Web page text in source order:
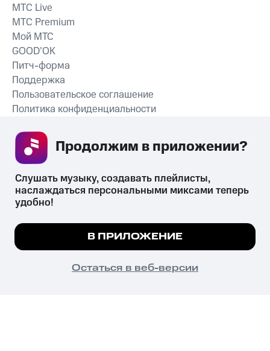
СКАЧАТЬ ПРИЛОЖЕНИЕ
MTС Live
MTС Premium
Мой МТС
GOOD’OK
Питч-форма
Поддержка
Пользовательское соглашение
Политика конфиденциальности
психотропных веществ, их аналогов причиняет вред здоровью,
их незаконный оборот запрещён и влечёт установленную
законодательством ответственность.
© 2026 ООО «КИОН».
Все права защищены
Мы используем куки, чтобы на сайте все
Подробнее
ПОНЯТНО
Слушать музыку, создавать плейлисты,
наслаждаться персональными миксами теперь
удобно!
В ПРИЛОЖЕНИЕ
Остаться в веб-версии